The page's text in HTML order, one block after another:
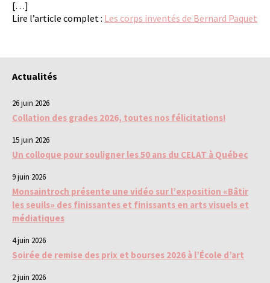
[…]
Lire l’article complet : Les corps inventés de Bernard Paquet
Actualités
26 juin 2026
Collation des grades 2026, toutes nos félicitations!
15 juin 2026
Un colloque pour souligner les 50 ans du CELAT à Québec
9 juin 2026
Monsaintroch présente une vidéo sur l’exposition «Bâtir
les seuils» des finissantes et finissants en arts visuels et
médiatiques
4 juin 2026
Soirée de remise des prix et bourses 2026 à l’École d’art
2 juin 2026